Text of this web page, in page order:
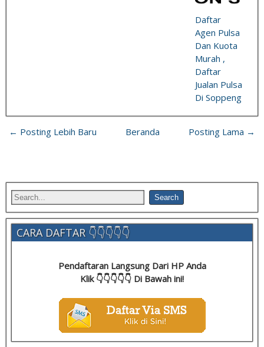
Daftar
Agen Pulsa
Dan Kuota
Murah ,
Daftar
Jualan Pulsa
Di Soppeng
← Posting Lebih Baru Posting Lama →
Beranda
CARA DAFTAR 👇👇👇👇👇
Pendaftaran Langsung Dari HP Anda
Klik 👇👇👇👇👇 Di Bawah ini!